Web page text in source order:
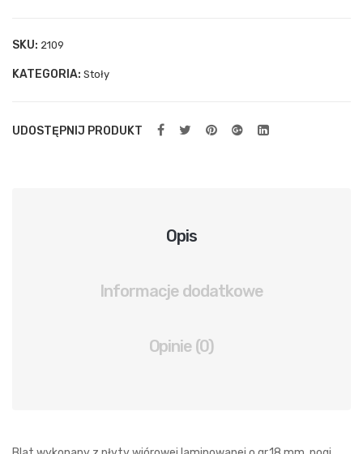
SKU: 2109
KATEGORIA: Stoły
UDOSTĘPNIJ PRODUKT
Opis
Informacje dodatkowe
Opinie (0)